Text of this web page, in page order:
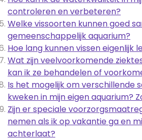
controleren en verbeteren?
Welke vissoorten kunnen goed
gemeenschappelijk aquarium?
Hoe lang kunnen vissen eigenlijk
Wat zijn veelvoorkomende
kan ik ze behandelen of
Is het mogelijk om verschillende
kweken in mijn eigen aquarium?
Zijn er speciale
nemen als ik op vakantie ga en
achterlaat?